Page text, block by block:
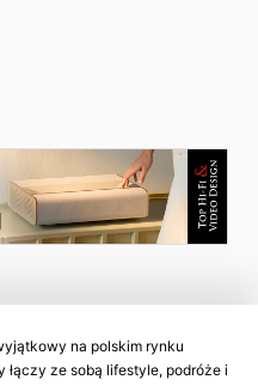
na polskim rynku
łączy ze sobą lifestyle, podróże i